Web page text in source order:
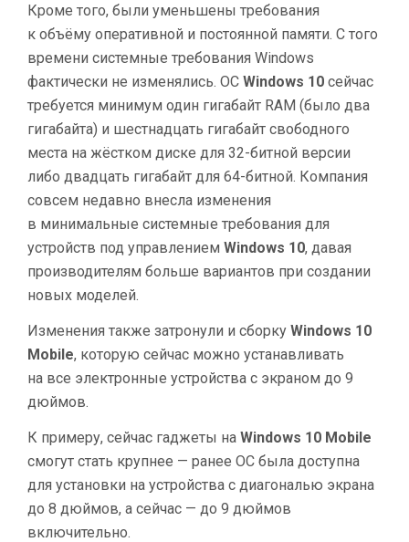
Кроме того, были уменьшены требования
к объёму оперативной и постоянной памяти. С того
времени системные требования Windows
фактически не изменялись. ОС Windows 10 сейчас
требуется минимум один гигабайт RAM (было два
гигабайта) и шестнадцать гигабайт свободного
места на жёстком диске для 32-битной версии
либо двадцать гигабайт для 64-битной. Компания
совсем недавно внесла изменения
в минимальные системные требования для
устройств под управлением Windows 10, давая
производителям больше вариантов при создании
новых моделей.
Изменения также затронули и сборку Windows 10
Mobile, которую сейчас можно устанавливать
на все электронные устройства с экраном до 9
дюймов.
К примеру, сейчас гаджеты на Windows 10 Mobile
смогут стать крупнее — ранее ОС была доступна
для установки на устройства с диагональю экрана
до 8 дюймов, а сейчас — до 9 дюймов
включительно.